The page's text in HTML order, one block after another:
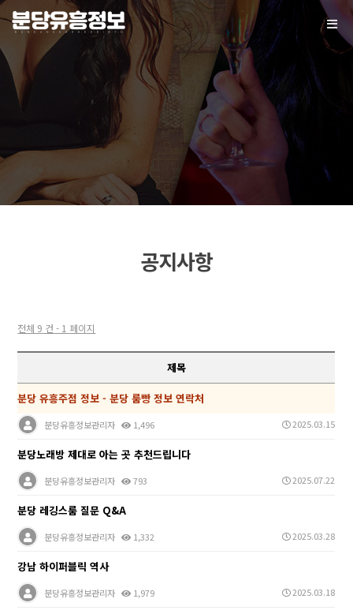
공지사항
전체 9 건 - 1 페이지
제목
분당 유흥주점 정보 - 분당 룸빵 정보 연락처
분당유흥정보관리자 1,496 2025.03.15
분당노래방 제대로 아는 곳 추천드립니다
분당유흥정보관리자 793 2025.07.22
분당 레깅스룸 질문 Q&A
분당유흥정보관리자 1,332 2025.03.28
강남 하이퍼블릭 역사
분당유흥정보관리자 1,979 2025.03.18